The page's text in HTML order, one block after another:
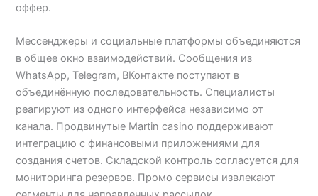
оффер.
Мессенджеры и социальные платформы объединяются
в общее окно взаимодействий. Сообщения из
WhatsApp, Telegram, ВКонтакте поступают в
объединённую последовательность. Специалисты
реагируют из одного интерфейса независимо от
канала. Продвинутые Martin casino поддерживают
интеграцию с финансовыми приложениями для
создания счетов. Складской контроль согласуется для
мониторинга резервов. Промо сервисы извлекают